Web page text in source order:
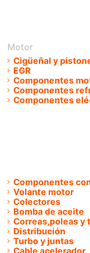
Motor
Cigüeñal y
EGR
Componentes
Componentes
Componentes
Componentes
Volante motor
Colectores
Bomba de aceite
Correas,poleas y
Distribución
Turbo y juntas
Cable acelerador